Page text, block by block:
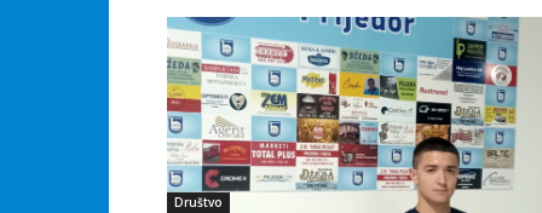
Društvo